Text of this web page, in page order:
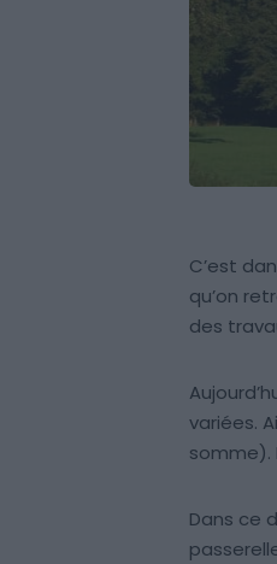
C’est
qu’on
des
variées.
somme).
Dans ce